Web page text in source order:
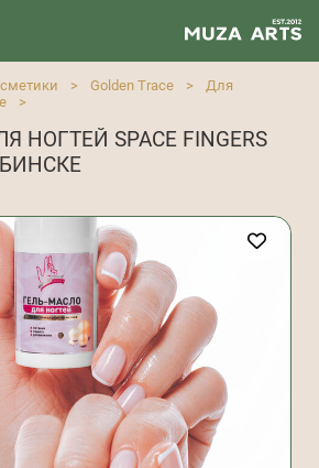
> Golden Trace >
Для
>
НОГТЕЙ SPACE FINGERS